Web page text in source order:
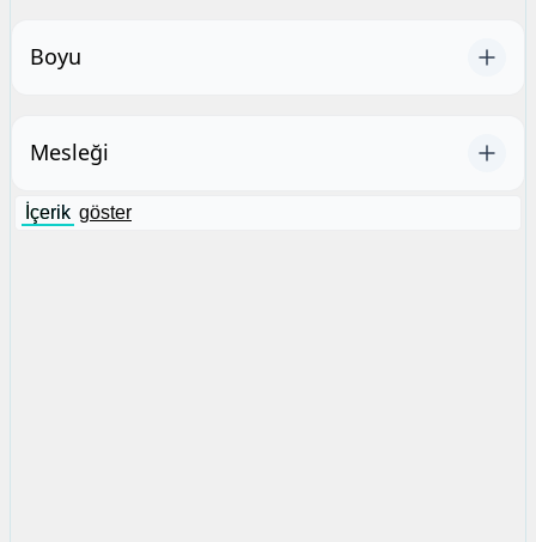
Boyu
Mesleği
İçerik göster